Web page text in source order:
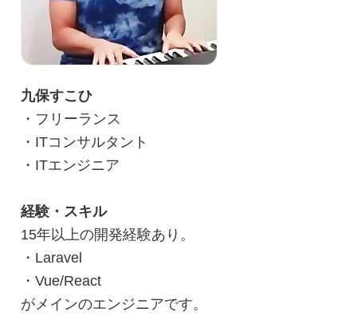
九保すこひ
・フリーランス
・ITコンサルタント
・ITエンジニア
経験・スキル
15年以上の開発経験あり。
・Laravel
・Vue/React
がメインのエンジニアです。